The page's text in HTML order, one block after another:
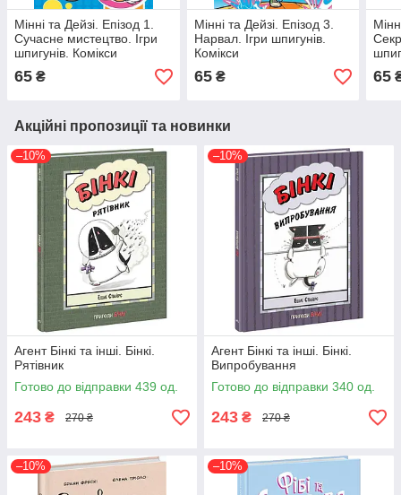
Мінні та Дейзі. Епізод 1.
Сучасне мистецтво. Ігри
шпигунів. Комікси
65 ₴
Мінні та Дейзі. Епізод 3.
Нарвал. Ігри шпигунів.
Комікси
65₴ 65
Акційні пропозиції та новинки
–10%
Агент Бінкі та інші. Бінкі.
Рятівник
Готово до відправки 439 од.
243 ₴ 270 ₴
–10%
Агент Бінкі та інші. Бінкі.
Випробування
Готово до відправки 340 од.
243 ₴ 270 ₴
–10% –10%